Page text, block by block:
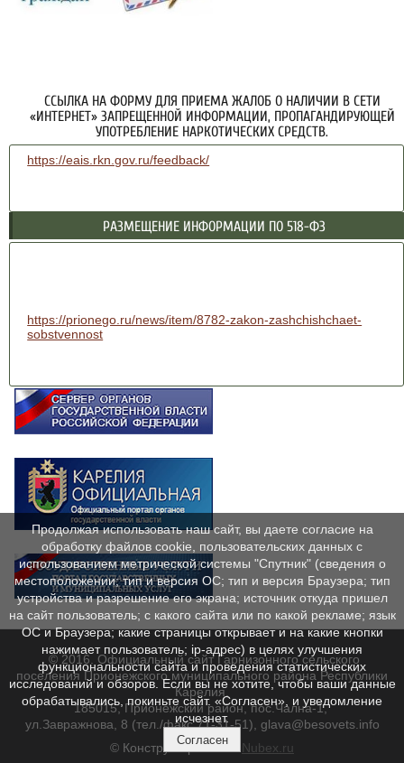
ССЫЛКА НА ФОРМУ ДЛЯ ПРИЕМА ЖАЛОБ О НАЛИЧИИ В СЕТИ
«ИНТЕРНЕТ» ЗАПРЕЩЕННОЙ ИНФОРМАЦИИ, ПРОПАГАНДИРУЮЩЕЙ
УПОТРЕБЛЕНИЕ НАРКОТИЧЕСКИХ СРЕДСТВ.
https://eais.rkn.gov.ru/feedback/
РАЗМЕЩЕНИЕ ИНФОРМАЦИИ ПО 518-ФЗ
https://prionego.ru/news/item/8782-zakon-zashchishchaet-
sobstvennost
© 2016. Официальный сайт Гарнизонного сельского
поселения Прионежского муниципального района Республики
Карелия.
185015, Прионежский район, пос.Чална-1,
ул.Завражнова, 8 (тел./факс 71-31-51), glava@besovets.info
© Конструктор сайтовNubex.ru
Продолжая использовать наш сайт, вы даете согласие на
обработку файлов cookie, пользовательских данных с
использованием метрической системы "Спутник" (сведения о
местоположении; тип и версия ОС; тип и версия Браузера; тип
устройства и разрешение его экрана; источник откуда пришел
на сайт пользователь; с какого сайта или по какой рекламе; язык
ОС и Браузера; какие страницы открывает и на какие кнопки
нажимает пользователь; ip-адрес) в целях улучшения
функциональности сайта и проведения статистических
исследований и обзоров. Если вы не хотите, чтобы ваши данные
обрабатывались, покиньте сайт. «Согласен», и уведомление
исчезнет.
Согласен